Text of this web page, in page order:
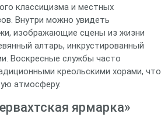
классицизма и местных
Внутри можно увидеть
изображающие сцены из жизни
алтарь, инкрустированный
Воскресные службы часто
креольскими хорами, что
атмосферу.
ярмарка»